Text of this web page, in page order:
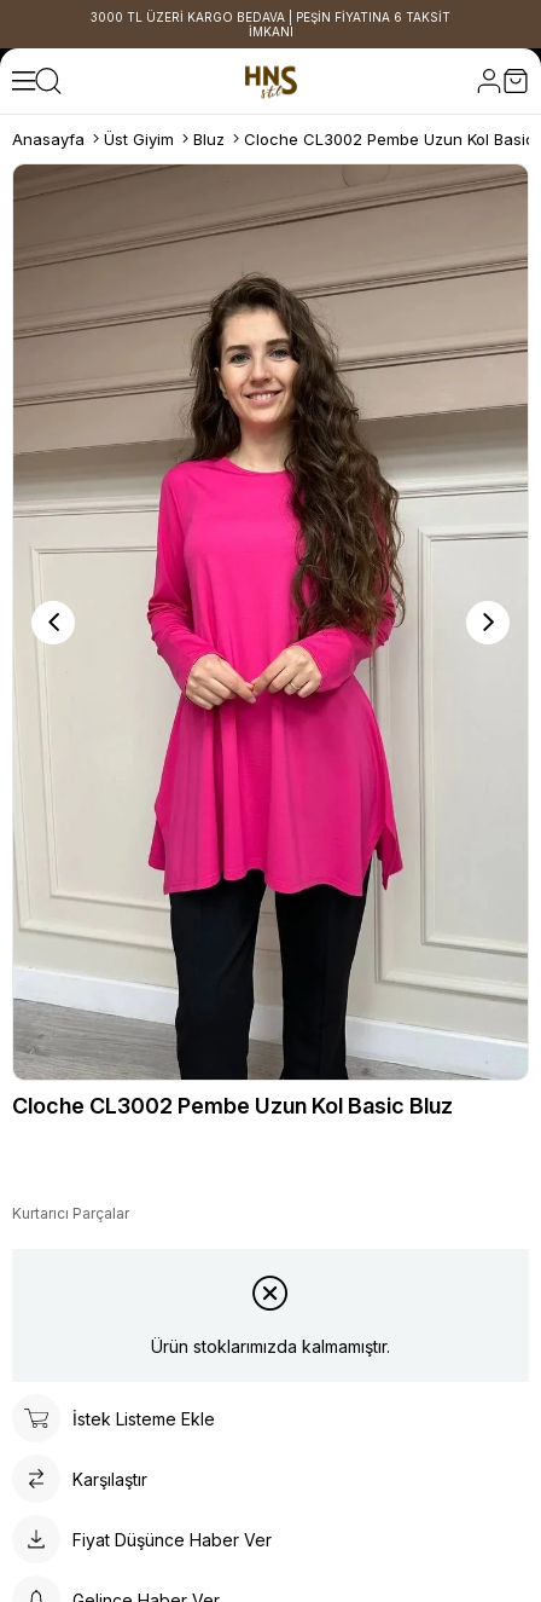
3000 TL ÜZERİ KARGO BEDAVA | PEŞİN FİYATINA 6 TAKSİT
İMKANI
Anasayfa Üst Giyim Bluz Cloche CL3002 Pembe Uzun Kol Basic
Cloche CL3002 Pembe Uzun Kol Basic Bluz
Kurtarıcı Parçalar
Ürün stoklarımızda kalmamıştır.
İstek Listeme Ekle
Karşılaştır
Fiyat Düşünce Haber Ver